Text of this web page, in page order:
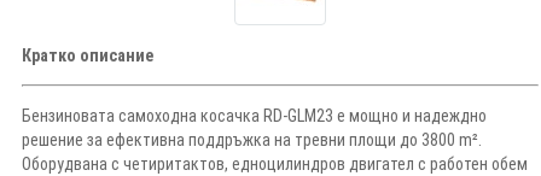
Кратко описание
Бензиновата самоходна косачка RD-GLM23 е мощно и надеждно
решение за ефективна поддръжка на тревни площи до 3800 m².
Оборудвана с четиритактов, едноцилиндров двигател с работен обем